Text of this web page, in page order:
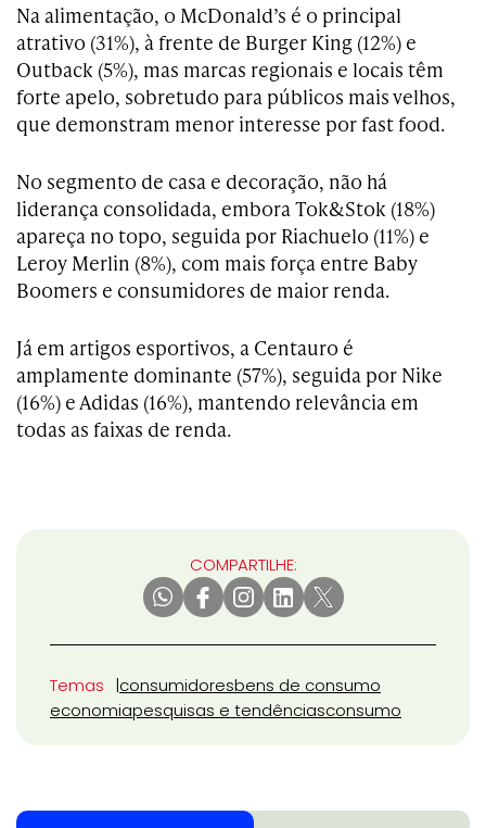
Na alimentação, o McDonald’s é o principal
atrativo (31%), à frente de Burger King (12%) e
Outback (5%), mas marcas regionais e locais têm
forte apelo, sobretudo para públicos mais velhos,
que demonstram menor interesse por fast food.
No segmento de casa e decoração, não há
liderança consolidada, embora Tok&Stok (18%)
apareça no topo, seguida por Riachuelo (11%) e
Leroy Merlin (8%), com mais força entre Baby
Boomers e consumidores de maior renda.
Já em artigos esportivos, a Centauro é
amplamente dominante (57%), seguida por Nike
(16%) e Adidas (16%), mantendo relevância em
todas as faixas de renda.
COMPARTILHE:
Temas consumidoresbens de consumo
economiapesquisas e tendênciasconsumo